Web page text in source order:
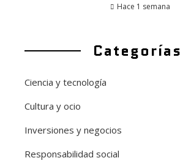
Hace 1 semana
Categorías
Ciencia y tecnología
Cultura y ocio
Inversiones y negocios
Responsabilidad social